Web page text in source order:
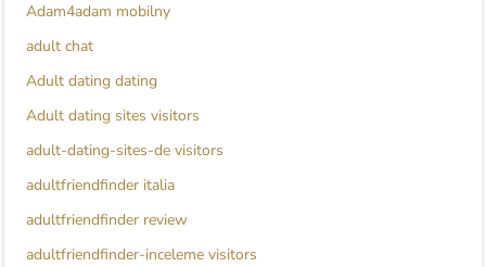
Adam4adam mobilny
adult chat
Adult dating dating
Adult dating sites visitors
adult-dating-sites-de visitors
adultfriendfinder italia
adultfriendfinder review
adultfriendfinder-inceleme visitors